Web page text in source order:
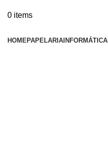
0 items
HOMEPAPELARIA INFORMÁTICA